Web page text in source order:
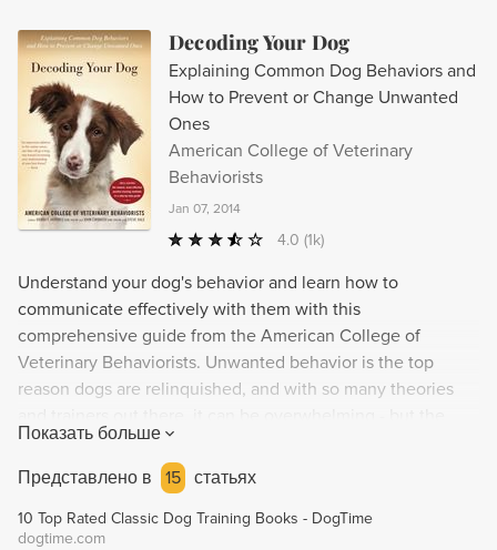
Decoding Your Dog
Explaining Common Dog Behaviors and
How to Prevent or Change Unwanted
Ones
American College of Veterinary
Behaviorists
Jan 07, 2014
4.0 (1k)
Understand your dog's behavior and learn how to
communicate effectively with them with this
comprehensive guide from the American College of
Veterinary Behaviorists. Unwanted behavior is the top
reason dogs are relinquished, and with so many theories
experts are here to help. With real-life examples and the
latest positive training methods, Decoding Your Dog will
not only answer your questions, but also challenge the way
you think about your furry friend.
Показать больше
Представлено в
15 статьях
10 Top Rated Classic Dog Training Books - DogTime
dogtime.com